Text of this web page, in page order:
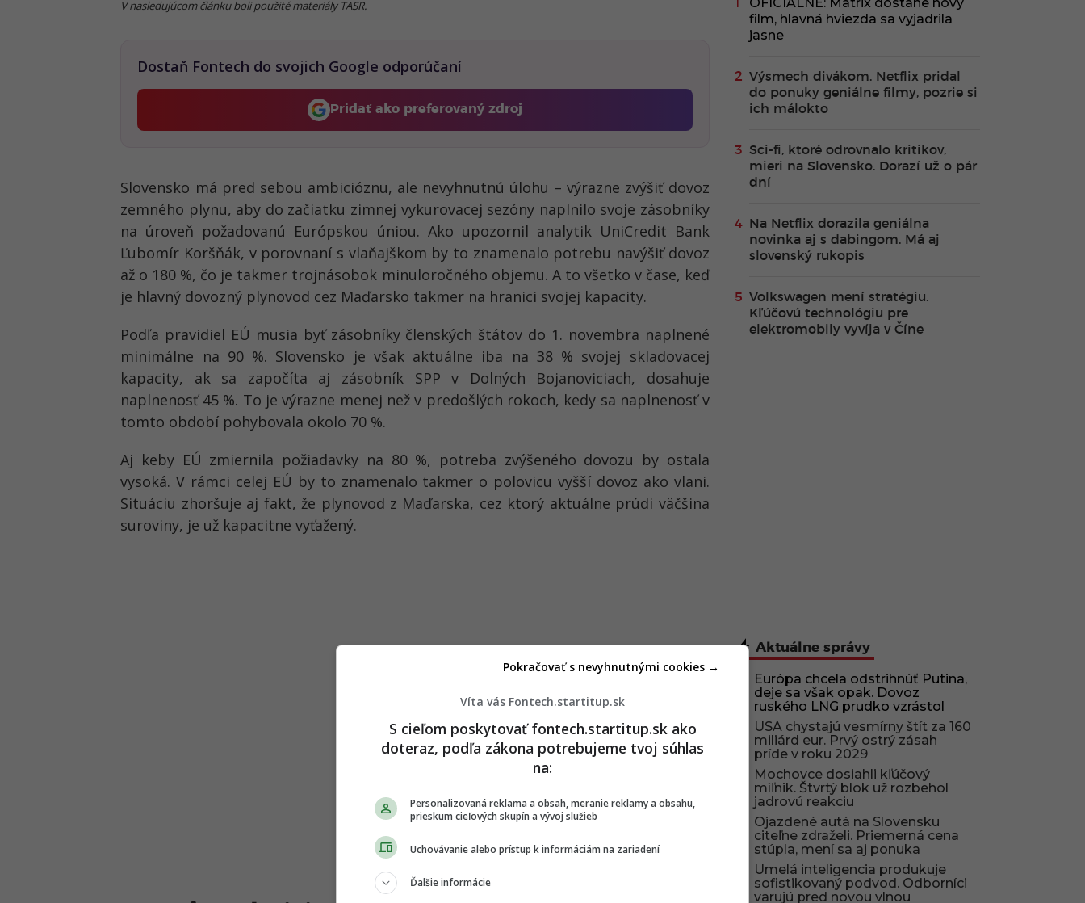
V nasledujúcom článku boli použité materiály TASR.
Dostaň Fontech do svojich Google odporúčaní
Pridať ako preferovaný zdroj
Fontech, odkaz sa otvorí v novom okne
Slovensko má pred sebou ambicióznu, ale nevyhnutnú úlohu – výrazne zvýšiť dovoz
zemného plynu, aby do začiatku zimnej vykurovacej sezóny naplnilo svoje zásobníky
na úroveň požadovanú Európskou úniou. Ako upozornil analytik UniCredit Bank
Ľubomír Koršňák, v porovnaní s vlaňajškom by to znamenalo potrebu navýšiť dovoz
až o 180 %, čo je takmer trojnásobok minuloročného objemu. A to všetko v čase, keď
je hlavný dovozný plynovod cez Maďarsko takmer na hranici svojej kapacity.
Podľa pravidiel EÚ musia byť zásobníky členských štátov do 1. novembra naplnené
minimálne na 90 %. Slovensko je však aktuálne iba na 38 % svojej skladovacej
kapacity, ak sa započíta aj zásobník SPP v Dolných Bojanoviciach, dosahuje
naplnenosť 45 %. To je výrazne menej než v predošlých rokoch, kedy sa naplnenosť v
tomto období pohybovala okolo 70 %.
Aj keby EÚ zmiernila požiadavky na 80 %, potreba zvýšeného dovozu by ostala
vysoká. V rámci celej EÚ by to znamenalo takmer o polovicu vyšší dovoz ako vlani.
Situáciu zhoršuje aj fakt, že plynovod z Maďarska, cez ktorý aktuálne prúdi väčšina
suroviny, je už kapacitne vyťažený.
film, hlavná hviezda sa vyjadrila
jasne
Výsmech divákom. Netflix pridal
do ponuky geniálne filmy, pozrie si
ich málokto
Sci-fi, ktoré odrovnalo kritikov,
mieri na Slovensko. Dorazí už o pár
dní
Na Netflix dorazila geniálna
novinka aj s dabingom. Má aj
slovenský rukopis
Volkswagen mení stratégiu.
Kľúčovú technológiu pre
elektromobily vyvíja v Číne
Aktuálne správy
Európa chcela odstrihnúť Putina,
deje sa však opak. Dovoz
ruského LNG prudko vzrástol
USA chystajú vesmírny štít za 160
miliárd eur. Prvý ostrý zásah
príde v roku 2029
Mochovce dosiahli kľúčový
míľnik. Štvrtý blok už rozbehol
jadrovú reakciu
Ojazdené autá na Slovensku
citeľne zdraželi. Priemerná cena
stúpla, mení sa aj ponuka
Umelá inteligencia produkuje
sofistikovaný podvod. Odborníci
varujú pred novou vlnou
Víta vás Fontech.startitup.sk
S cieľom poskytovať fontech.startitup.sk ako
doteraz, podľa zákona potrebujeme tvoj súhlas
na:
Personalizovaná reklama a obsah, meranie reklamy a obsahu,
prieskum cieľových skupín a vývoj služieb
Uchovávanie alebo prístup k informáciám na zariadení
Ďalšie informácie
Pokračovať s nevyhnutnými cookies →